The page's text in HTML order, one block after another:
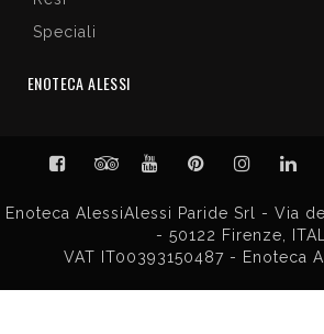
Speciali
ENOTECA ALESSI
Enoteca AlessiAlessi Paride Srl - Via
- 50122 Firenze,
VAT IT00393150487 - Enoteca